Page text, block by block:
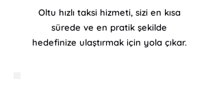
Oltu hızlı taksi hizmeti, sizi en kısa
sürede ve en pratik şekilde
hedefinize ulaştırmak için yola çıkar.